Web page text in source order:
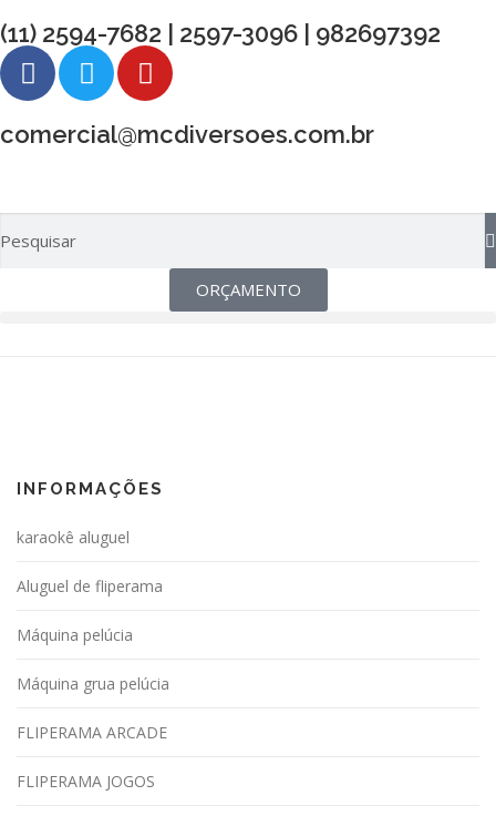
(11) 2594-7682 | 2597-3096 | 982697392
comercial@mcdiversoes.com.br
ORÇAMENTO
INFORMAÇÕES
karaokê aluguel
Aluguel de fliperama
Máquina pelúcia
Máquina grua pelúcia
FLIPERAMA ARCADE
FLIPERAMA JOGOS